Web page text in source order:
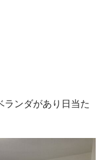
があり日当た